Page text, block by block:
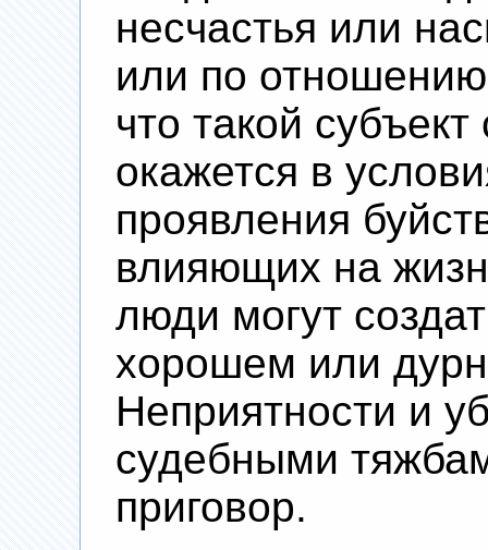
несчастья или
или по
что такой
окажется в
проявления
влияющих на
люди могут
хорошем или
Неприятности и
судебными
приговор.